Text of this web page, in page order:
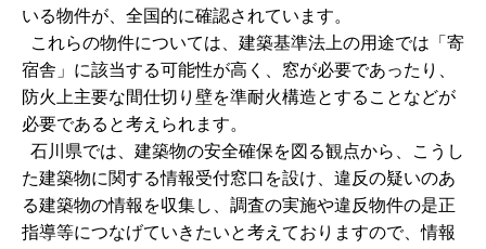
いる物件が、全国的に確認されています。
これらの物件については、建築基準法上の用途では「寄
宿舎」に該当する可能性が高く、窓が必要であったり、
防火上主要な間仕切り壁を準耐火構造とすることなどが
必要であると考えられます。
石川県では、建築物の安全確保を図る観点から、こうし
た建築物に関する情報受付窓口を設け、違反の疑いのあ
る建築物の情報を収集し、調査の実施や違反物件の是正
指導等につなげていきたいと考えておりますので、情報